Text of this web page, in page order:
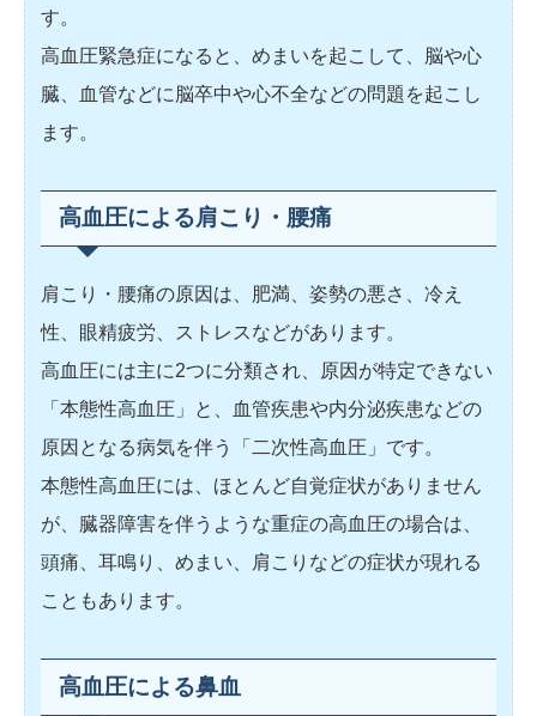
す。
高血圧緊急症になると、めまいを起こして、脳や心
臓、血管などに脳卒中や心不全などの問題を起こし
ます。
高血圧による肩こり・腰痛
肩こり・腰痛の原因は、肥満、姿勢の悪さ、冷え
性、眼精疲労、ストレスなどがあります。
高血圧には主に2つに分類され、原因が特定できない
「本態性高血圧」と、血管疾患や内分泌疾患などの
原因となる病気を伴う「二次性高血圧」です。
本態性高血圧には、ほとんど自覚症状がありません
が、臓器障害を伴うような重症の高血圧の場合は、
頭痛、耳鳴り、めまい、肩こりなどの症状が現れる
こともあります。
高血圧による鼻血